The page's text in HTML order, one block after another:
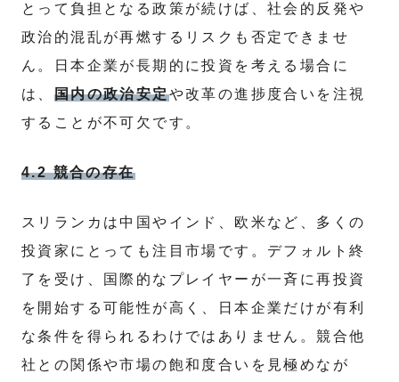
とって負担となる政策が続けば、社会的反発や
政治的混乱が再燃するリスクも否定できませ
ん。日本企業が長期的に投資を考える場合に
は、 国内の政治安定や改革の進捗度合いを注視
することが不可欠です。
4.2 競合の存在
スリランカは中国やインド、欧米など、多くの
投資家にとっても注目市場です。デフォルト終
了を受け、国際的なプレイヤーが一斉に再投資
を開始する可能性が高く、日本企業だけが有利
な条件を得られるわけではありません。競合他
社との関係や市場の飽和度合いを見極めなが